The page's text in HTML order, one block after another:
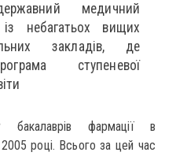
медичний
небагатьох вищих
закладів, де
ступеневої
бакалаврів фармації в
2005 році. Всього за цей час